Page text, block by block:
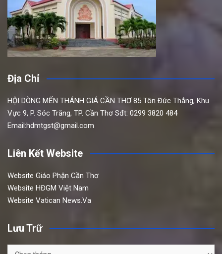
Địa Chỉ
HỘI DÒNG MẾN THÁNH GIÁ CẦN THƠ 85 Tôn Đức Thắng, Khu
Vực 9, P. Sóc Trăng, TP. Cần Thơ Sđt: 0299 3820 484
Email:hdmtgst@gmail.com
Liên Kết Website
Website Giáo Phận Cần Thơ
Website HĐGM Việt Nam
Website Vatican News.Va
Lưu Trữ
Lưu